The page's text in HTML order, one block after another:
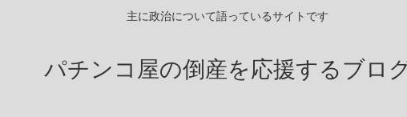
主に政治について語っているサイトです
パチンコ屋の倒産を応援するブロ